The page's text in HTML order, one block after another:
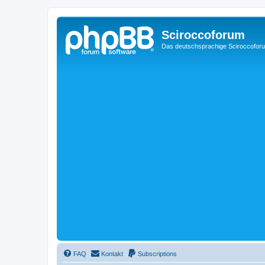
Sciroccoforum
Das deutschsprachige
FAQ Kontakt Subscriptions